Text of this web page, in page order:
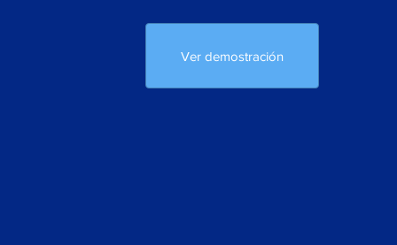
Ver demostración